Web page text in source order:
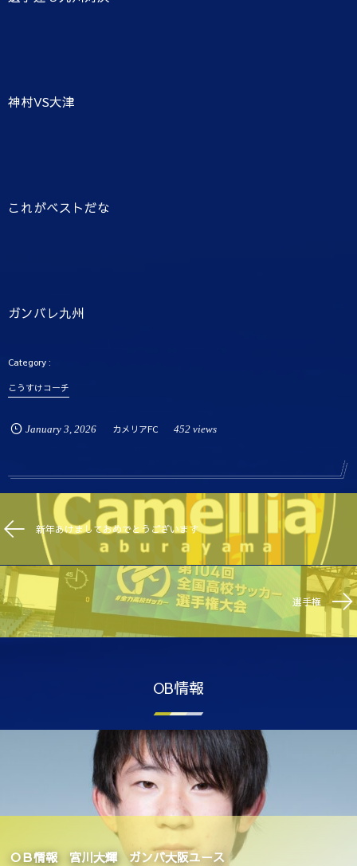
神村VS大津
これがベストだな
ガンバレ九州
こうすけコーチ
January 3, 2026 カメリアFC 452 views
新年あけましておめでとうございます
選手権
OB情報
ＯＢ情報 宮川大輝 ガンバ大阪ユース